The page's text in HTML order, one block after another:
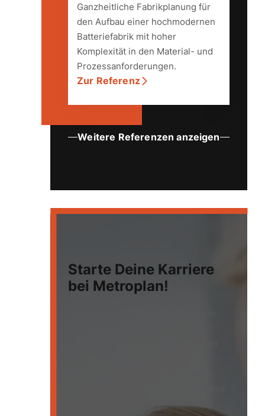
Ganzheitliche Fabrikplanung für
den Aufbau einer hochmodernen
Batteriefabrik mit hoher
Komplexität in den Material- und
Prozessanforderungen.
Zur Referenz
Starte Deine Karriere
bei Metroplan!